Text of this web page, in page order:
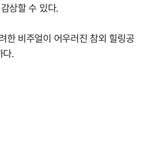
상할 수 있다.
한 비주얼이 어우러진 참외 힐링공
다.